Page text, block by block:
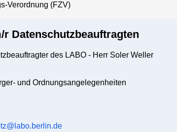
Verordnung (FZV)
r Datenschutzbeauftragten
des LABO - Herr Soler Weller
und Ordnungsangelegenheiten